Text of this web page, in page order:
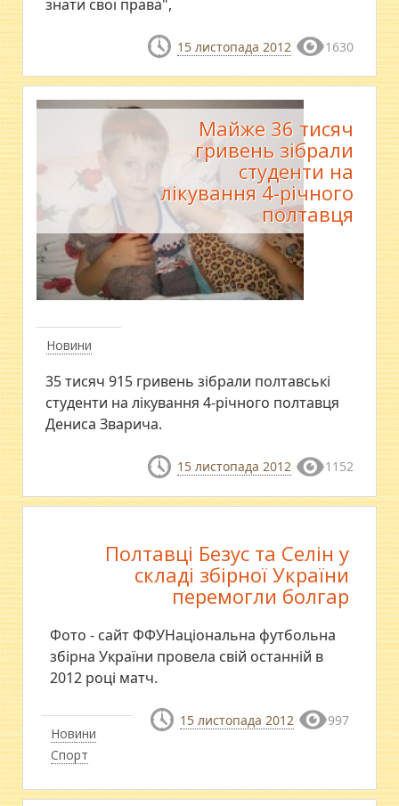
знати свої права",
15 листопада 2012 1630
Новини
Майже 36 тисяч
гривень зібрали
студенти на
лікування 4-річного
полтавця
35 тисяч 915 гривень зібрали полтавські
студенти на лікування 4-річного полтавця
Дениса Зварича.
15 листопада 2012 1152
Новини
Спорт
Полтавці Безус та Селін у
складі збірної України
перемогли болгар
Фото - сайт ФФУНаціональна футбольна
збірна України провела свій останній в
2012 році матч.
15 листопада 2012 997